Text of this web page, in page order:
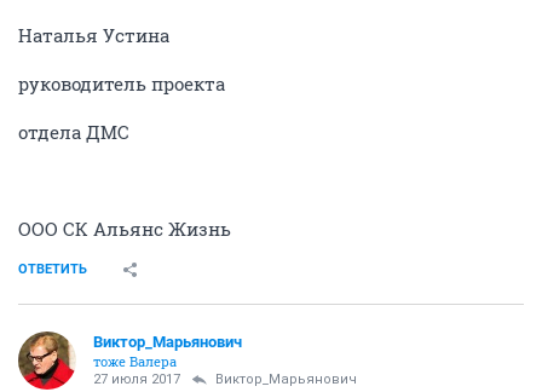
Наталья Устина
руководитель проекта
отдела ДМС
ООО СК Альянс Жизнь
ОТВЕТИТЬ
Виктор_Марьянович
тоже Валера
27 июля 2017 Виктор_Марьянович